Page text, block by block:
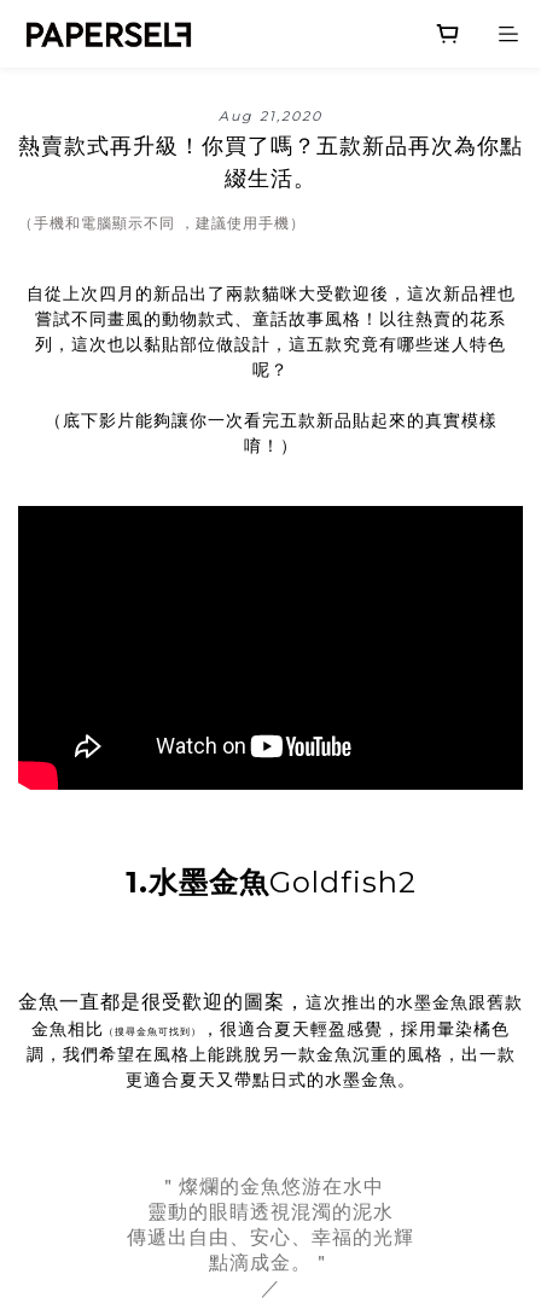
Aug 21,2020
熱賣款式再升級！你買了嗎？五款新品再次為你點
綴生活。
（手機和電腦顯示不同 ，建議使用手機）
自從上次四月的新品出了兩款貓咪大受歡迎後，這次新品裡也
嘗試不同畫風的動物款式、童話故事風格！以往熱賣的花系
列，這次也以黏貼部位做設計，這五款究竟有哪些迷人特色
呢？
（底下影片能夠讓你一次看完五款新品貼起來的真實模樣
唷！）
1.水墨金魚Goldfish2
金魚一直都是很受歡迎的圖案， 這次推出的水墨金魚跟舊款
金魚相比 （搜尋金魚可找到）
，很適合夏天輕盈感覺，採用暈染橘色
調，我們希望在風格上能跳脫另一款金魚沉重的風格，出一款
更適合夏天又帶點日式的水墨金魚。
＂燦爛的金魚悠游在水中
靈動的眼睛透視混濁的泥水
傳遞出自由、安心、幸福的光輝
點滴成金。＂
／